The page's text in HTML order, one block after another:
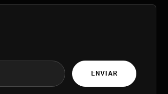
ENVIAR